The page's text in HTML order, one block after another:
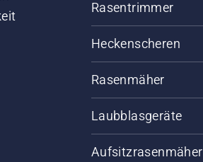
Rasentrimmer
Heckenscheren
Rasenmäher
Laubblasgeräte
Aufsitzrasenmäher